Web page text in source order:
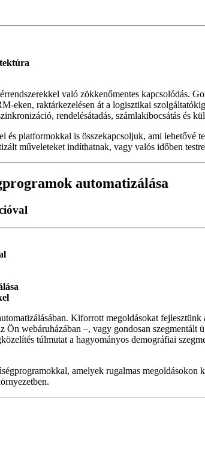
való zökkenőmentes
eken, raktárkezelésen át a logisztikai
rendelésátadás, számlakibocsátás és
és platformokkal is összekapcsoljuk, ami lehetővé
műveleteket indíthatnak, vagy valós időben
automatizálása
Kiforrott megoldásokat
Ön webáruházában –, vagy gondosan
túlmutat a hagyományos demográfiai
amelyek rugalmas